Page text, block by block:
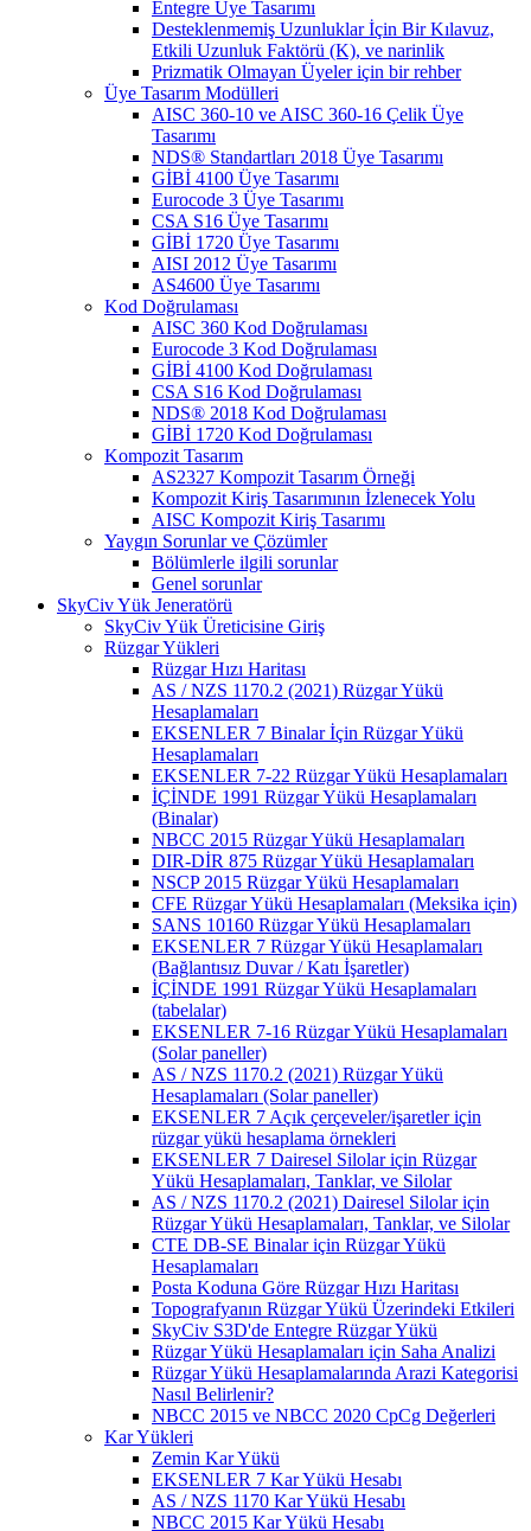
Entegre Üye Tasarımı
Desteklenmemiş Uzunluklar İçin Bir Kılavuz,
Etkili Uzunluk Faktörü (K), ve narinlik
Prizmatik Olmayan Üyeler için bir rehber
Üye Tasarım Modülleri
AISC 360-10 ve AISC 360-16 Çelik Üye
Tasarımı
NDS® Standartları 2018 Üye Tasarımı
GİBİ 4100 Üye Tasarımı
Eurocode 3 Üye Tasarımı
CSA S16 Üye Tasarımı
GİBİ 1720 Üye Tasarımı
AISI 2012 Üye Tasarımı
AS4600 Üye Tasarımı
Kod Doğrulaması
AISC 360 Kod Doğrulaması
Eurocode 3 Kod Doğrulaması
GİBİ 4100 Kod Doğrulaması
CSA S16 Kod Doğrulaması
NDS® 2018 Kod Doğrulaması
GİBİ 1720 Kod Doğrulaması
Kompozit Tasarım
AS2327 Kompozit Tasarım Örneği
Kompozit Kiriş Tasarımının İzlenecek Yolu
AISC Kompozit Kiriş Tasarımı
Yaygın Sorunlar ve Çözümler
Bölümlerle ilgili sorunlar
Genel sorunlar
SkyCiv Yük Jeneratörü
SkyCiv Yük Üreticisine Giriş
Rüzgar Yükleri
Rüzgar Hızı Haritası
AS / NZS 1170.2 (2021) Rüzgar Yükü
Hesaplamaları
EKSENLER 7 Binalar İçin Rüzgar Yükü
Hesaplamaları
EKSENLER 7-22 Rüzgar Yükü Hesaplamaları
İÇİNDE 1991 Rüzgar Yükü Hesaplamaları
(Binalar)
NBCC 2015 Rüzgar Yükü Hesaplamaları
DIR-DİR 875 Rüzgar Yükü Hesaplamaları
NSCP 2015 Rüzgar Yükü Hesaplamaları
CFE Rüzgar Yükü Hesaplamaları (Meksika için)
SANS 10160 Rüzgar Yükü Hesaplamaları
EKSENLER 7 Rüzgar Yükü Hesaplamaları
(Bağlantısız Duvar / Katı İşaretler)
İÇİNDE 1991 Rüzgar Yükü Hesaplamaları
(tabelalar)
EKSENLER 7-16 Rüzgar Yükü Hesaplamaları
(Solar paneller)
AS / NZS 1170.2 (2021) Rüzgar Yükü
Hesaplamaları (Solar paneller)
EKSENLER 7 Açık çerçeveler/işaretler için
rüzgar yükü hesaplama örnekleri
EKSENLER 7 Dairesel Silolar için Rüzgar
Yükü Hesaplamaları, Tanklar, ve Silolar
AS / NZS 1170.2 (2021) Dairesel Silolar için
Rüzgar Yükü Hesaplamaları, Tanklar, ve Silolar
CTE DB-SE Binalar için Rüzgar Yükü
Hesaplamaları
Posta Koduna Göre Rüzgar Hızı Haritası
Topografyanın Rüzgar Yükü Üzerindeki Etkileri
SkyCiv S3D'de Entegre Rüzgar Yükü
Rüzgar Yükü Hesaplamaları için Saha Analizi
Rüzgar Yükü Hesaplamalarında Arazi Kategorisi
Nasıl Belirlenir?
NBCC 2015 ve NBCC 2020 CpCg Değerleri
Kar Yükleri
Zemin Kar Yükü
EKSENLER 7 Kar Yükü Hesabı
AS / NZS 1170 Kar Yükü Hesabı
NBCC 2015 Kar Yükü Hesabı